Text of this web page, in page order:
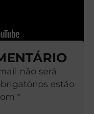
não será
estão
*